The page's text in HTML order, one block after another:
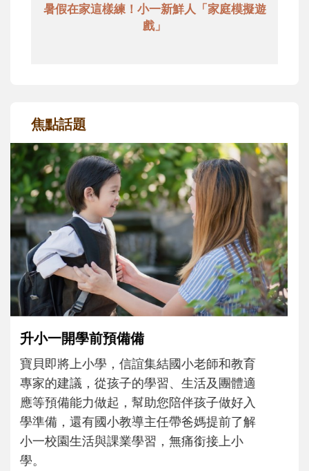
暑假在家這樣練！小一新鮮人「家庭模擬遊
戲」
焦點話題
和孩子一起長大的那個男人│讀懂父親的
不同模樣
沒有人天生就擅長當爸爸！男人總是在一次
次「前所未有」的體驗中，跟著孩子一起長
大。從給予安全感的肢體遊戲，到獨立自
主、角色認同及解決問題的能力養成。爸爸
正嘗試用不同的模樣，參與孩子每個重要的